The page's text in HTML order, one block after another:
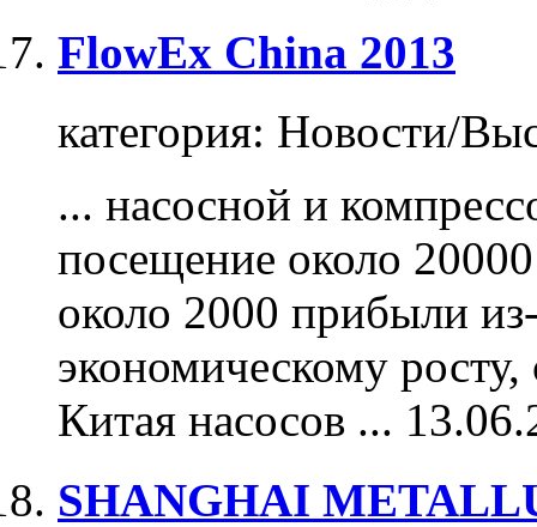
FlowEx China 2013
категория: Новости/
... насосной и
посещение около
около 2000 прибыли
экономическому
Китая насосов ...
SHANGHAI